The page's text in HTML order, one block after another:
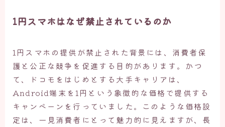
1円スマホはなぜ禁止されているのか
1円スマホの提供が禁止された背景には、消費者保
護と公正な競争を促進する目的があります。かつ
て、ドコモをはじめとする大手キャリアは、
Android端末を1円という象徴的な価格で提供する
キャンペーンを行っていました。このような価格設
定は、一見消費者にとって魅力的に見えますが、長